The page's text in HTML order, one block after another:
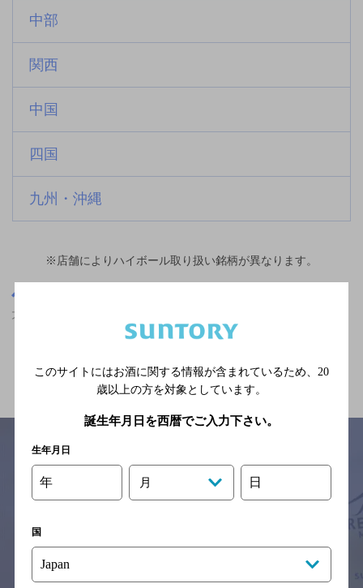
中部
関西
中国
四国
九州・沖縄
※店舗によりハイボール取り扱い銘柄が異なります。
大鳥羽駅(福井県)周辺500mで合コンにおすすめのお店
関連ページ
サイトマップ ご意見・ご感想 利用規約
念のためお店にご確認の上ご来店くださいますようお願い申し上げま
す。
このサイトにはお酒に関する情報が含まれているため、 20
歳以上の方を対象としています。
誕生年月日を西暦でご入力下さい。
生年月日
年 月 日
国